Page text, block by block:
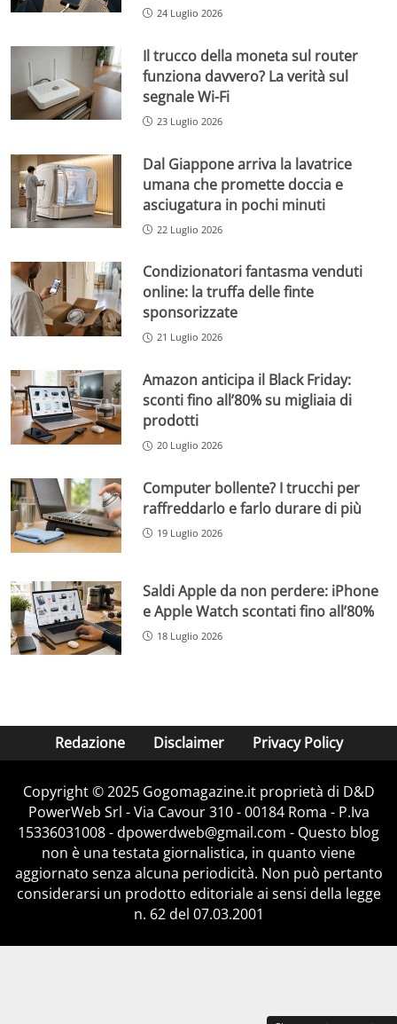
24 Luglio 2026
Il trucco della moneta sul router
funziona davvero? La verità sul
segnale Wi-Fi
23 Luglio 2026
Dal Giappone arriva la lavatrice
umana che promette doccia e
asciugatura in pochi minuti
22 Luglio 2026
Condizionatori fantasma venduti
online: la truffa delle finte
sponsorizzate
21 Luglio 2026
Amazon anticipa il Black Friday:
sconti fino all’80% su migliaia di
prodotti
20 Luglio 2026
Computer bollente? I trucchi per
raffreddarlo e farlo durare di più
19 Luglio 2026
Saldi Apple da non perdere: iPhone
e Apple Watch scontati fino all’80%
18 Luglio 2026
Redazione Disclaimer Privacy Policy
Copyright © 2025 Gogomagazine.it proprietà di D&D
PowerWeb Srl - Via Cavour 310 - 00184 Roma - P.Iva
15336031008 - dpowerdweb@gmail.com - Questo blog
non è una testata giornalistica, in quanto viene
aggiornato senza alcuna periodicità. Non può pertanto
considerarsi un prodotto editoriale ai sensi della legge
n. 62 del 07.03.2001